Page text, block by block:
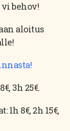
behov!
aloitus
3h 25€.
8€, 2h 15€,